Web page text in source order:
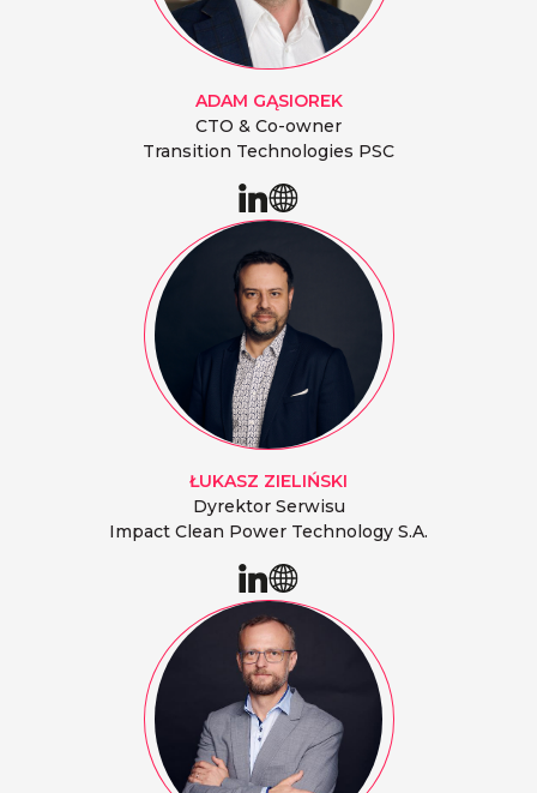
ADAM GĄSIOREK
CTO & Co-owner
Transition Technologies PSC
ŁUKASZ ZIELIŃSKI
Dyrektor Serwisu
Impact Clean Power Technology S.A.